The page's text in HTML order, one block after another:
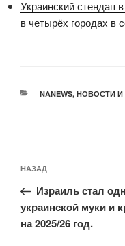
Украинский стендап
в четырёх городах в
РУБРИКИ
NANEWS, НОВОСТИ И
по
записям
Предыдущая
запись:
НАЗАД
Израиль стал
украинской муки и
на 2025/26 год.